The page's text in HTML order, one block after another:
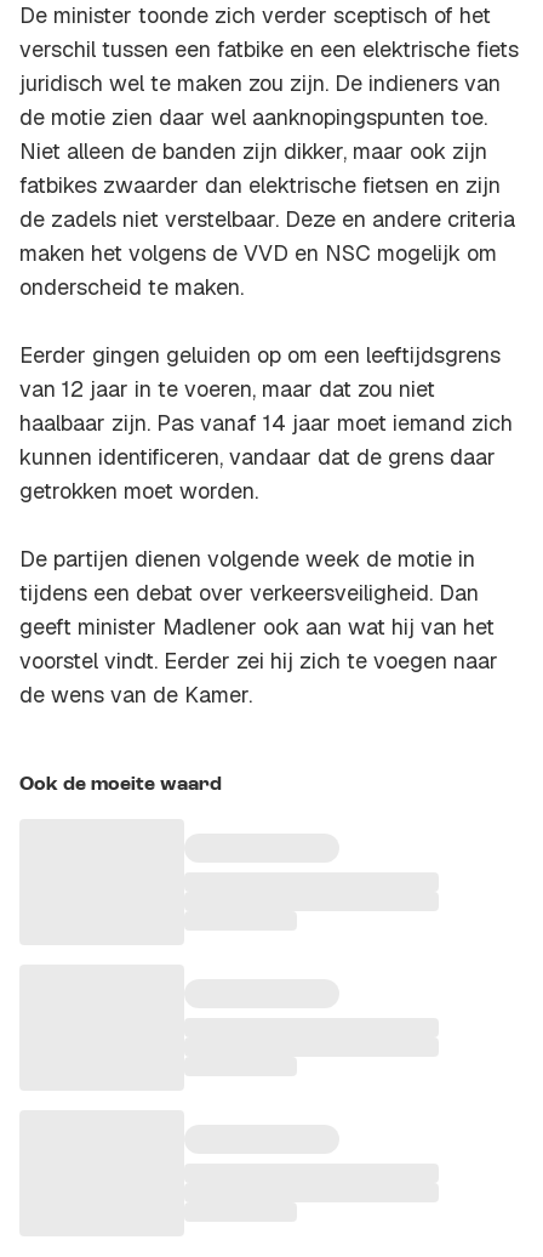
De minister toonde zich verder sceptisch of het
verschil tussen een fatbike en een elektrische fiets
juridisch wel te maken zou zijn. De indieners van
de motie zien daar wel aanknopingspunten toe.
Niet alleen de banden zijn dikker, maar ook zijn
fatbikes zwaarder dan elektrische fietsen en zijn
de zadels niet verstelbaar. Deze en andere criteria
maken het volgens de VVD en NSC mogelijk om
onderscheid te maken.
Eerder gingen geluiden op om een leeftijdsgrens
van 12 jaar in te voeren, maar dat zou niet
haalbaar zijn. Pas vanaf 14 jaar moet iemand zich
kunnen identificeren, vandaar dat de grens daar
getrokken moet worden.
De partijen dienen volgende week de motie in
tijdens een debat over verkeersveiligheid. Dan
geeft minister Madlener ook aan wat hij van het
voorstel vindt. Eerder zei hij zich te voegen naar
de wens van de Kamer.
Ook de moeite waard